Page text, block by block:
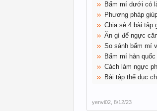
Bấm mí dưới có
Phương pháp
Chia sẻ 4 bài tập
Ăn gì để ngực
So sánh bấm mí
Bấm mí hàn
Cách làm ngực
Bài tập thể dục
yenvi02 8/12/23